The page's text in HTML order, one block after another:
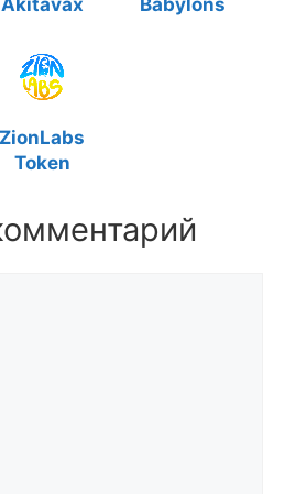
Akitavax Babylons
ZionLabs
Token